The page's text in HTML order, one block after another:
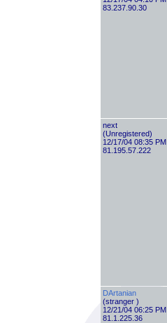
83.237.90.30
next
(Unregistered)
12/17/04 08:35 PM
81.195.57.222
DArtanian
(stranger )
12/21/04 06:25 PM
81.1.225.36